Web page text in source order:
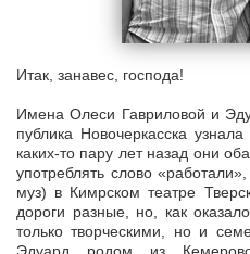
Итак, занавес, господа!
Имена Олеси Гавриловой и
публика Новочеркасска
каких-то пару лет назад они
употреблять слово
муз) в Кимрском театре
дороги разные, но, как
только творческими, но и